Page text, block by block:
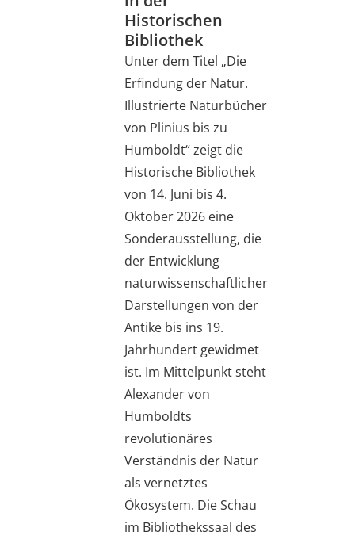
Historischen
Bibliothek
Unter dem Titel „Die
Erfindung der Natur.
Illustrierte Naturbücher
von Plinius bis zu
Humboldt“ zeigt die
Historische Bibliothek
von 14. Juni bis 4.
Oktober 2026 eine
Sonderausstellung, die
der Entwicklung
naturwissenschaftlicher
Darstellungen von der
Antike bis ins 19.
Jahrhundert gewidmet
ist. Im Mittelpunkt steht
Alexander von
Humboldts
revolutionäres
Verständnis der Natur
als vernetztes
Ökosystem. Die Schau
im Bibliothekssaal des